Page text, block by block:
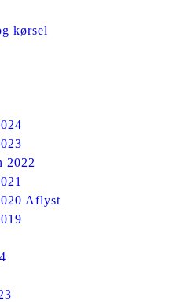
kørsel
2022
Aflyst